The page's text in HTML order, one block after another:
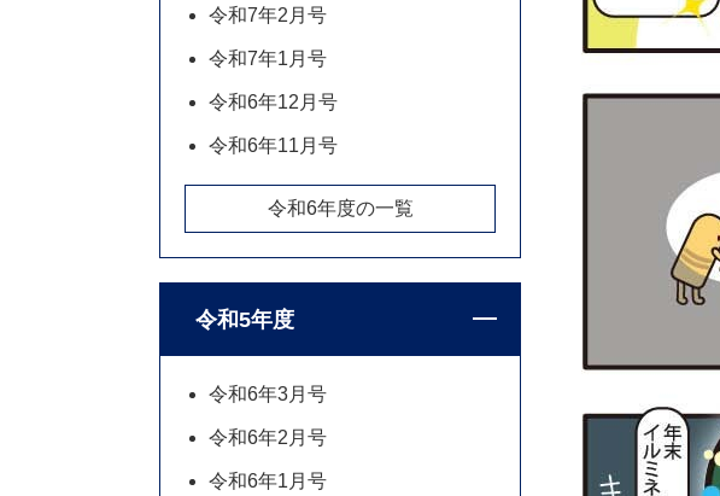
令和7年2月号
令和7年1月号
令和6年12月号
令和6年11月号
令和6年度の一覧
令和5年度
令和6年3月号
令和6年2月号
令和6年1月号